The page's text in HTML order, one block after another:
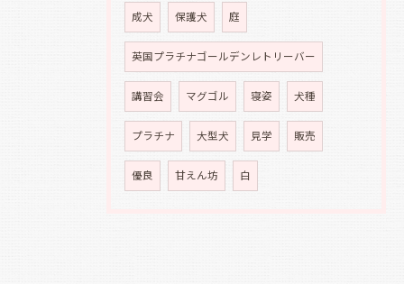
成犬 保護犬 庭
英国プラチナゴールデンレトリーバー
講習会 マグゴル 寝姿 犬種
プラチナ 大型犬 見学 販売
優良 甘えん坊 白